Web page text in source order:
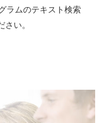
ラムのテキスト検索
い。